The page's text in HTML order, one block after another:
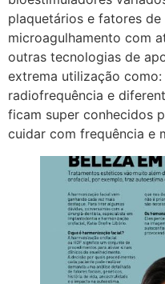
plaquetários e fatores de
microagulhamento com
outras tecnologias de
extrema utilização
radiofrequência e
ficam super conhecidos
cuidar com frequência e